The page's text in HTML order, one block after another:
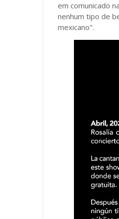
em comunicado
nenhum tipo de
mexicano".